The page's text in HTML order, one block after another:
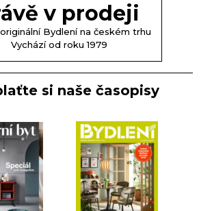
v prodeji
Bydlení na českém trhu
Vychází od roku 1979
si naše časopisy